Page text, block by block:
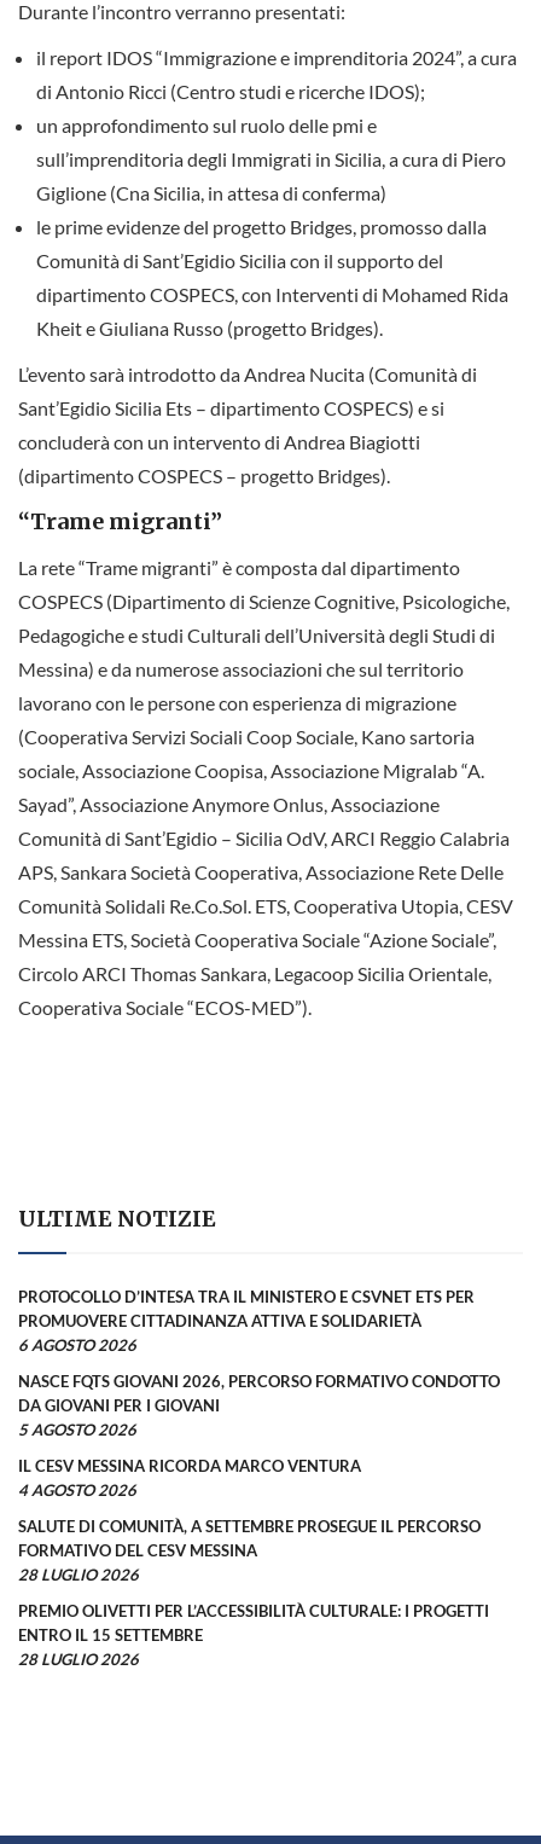
Durante l’incontro verranno presentati:
il report IDOS “Immigrazione e imprenditoria 2024”, a cura
di Antonio Ricci (Centro studi e ricerche IDOS);
un approfondimento sul ruolo delle pmi e
sull’imprenditoria degli Immigrati in Sicilia, a cura di Piero
Giglione (Cna Sicilia, in attesa di conferma)
le prime evidenze del progetto Bridges, promosso dalla
Comunità di Sant’Egidio Sicilia con il supporto del
dipartimento COSPECS, con Interventi di Mohamed Rida
Kheit e Giuliana Russo (progetto Bridges).
L’evento sarà introdotto da Andrea Nucita (Comunità di
Sant’Egidio Sicilia Ets – dipartimento COSPECS) e si
concluderà con un intervento di Andrea Biagiotti
(dipartimento COSPECS – progetto Bridges).
“Trame migranti”
La rete “Trame migranti” è composta dal dipartimento
COSPECS (Dipartimento di Scienze Cognitive, Psicologiche,
Pedagogiche e studi Culturali dell’Università degli Studi di
Messina) e da numerose associazioni che sul territorio
lavorano con le persone con esperienza di migrazione
(Cooperativa Servizi Sociali Coop Sociale, Kano sartoria
sociale, Associazione Coopisa, Associazione Migralab “A.
Sayad”, Associazione Anymore Onlus, Associazione
Comunità di Sant’Egidio – Sicilia OdV, ARCI Reggio Calabria
APS, Sankara Società Cooperativa, Associazione Rete Delle
Comunità Solidali Re.Co.Sol. ETS, Cooperativa Utopia, CESV
Messina ETS, Società Cooperativa Sociale “Azione Sociale”,
Circolo ARCI Thomas Sankara, Legacoop Sicilia Orientale,
Cooperativa Sociale “ECOS-MED”).
ULTIME NOTIZIE
PROTOCOLLO D’INTESA TRA IL MINISTERO E CSVNET ETS PER
PROMUOVERE CITTADINANZA ATTIVA E SOLIDARIETÀ
6 AGOSTO 2026
NASCE FQTS GIOVANI 2026, PERCORSO FORMATIVO CONDOTTO
DA GIOVANI PER I GIOVANI
5 AGOSTO 2026
IL CESV MESSINA RICORDA MARCO VENTURA
4 AGOSTO 2026
SALUTE DI COMUNITÀ, A SETTEMBRE PROSEGUE IL PERCORSO
FORMATIVO DEL CESV MESSINA
28 LUGLIO 2026
PREMIO OLIVETTI PER L’ACCESSIBILITÀ CULTURALE: I PROGETTI
ENTRO IL 15 SETTEMBRE
28 LUGLIO 2026